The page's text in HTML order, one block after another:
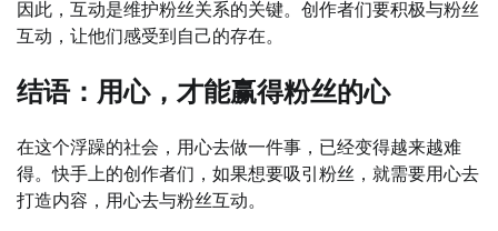
因此，互动是维护粉丝关系的关键。创作者们要积极与粉丝
互动，让他们感受到自己的存在。
结语：用心，才能赢得粉丝的心
在这个浮躁的社会，用心去做一件事，已经变得越来越难
得。快手上的创作者们，如果想要吸引粉丝，就需要用心去
打造内容，用心去与粉丝互动。